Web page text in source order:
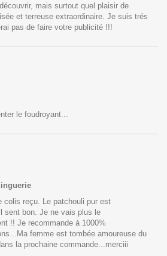
mais surtout quel plaisir de
et terreuse extraordinaire. Je suis trés
pas de faire votre publicité !!!
le foudroyant...
colis reçu. Le patchouli pur est
sent bon. Je ne vais plus le
!! Je recommande à 1000%
femme est tombée amoureuse du
la prochaine commande...merciii